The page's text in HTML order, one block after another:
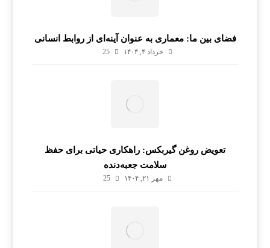
فضای بین ما: معماری به عنوان آینه‌ای از روابط انسانی
خرداد ۴, ۱۴۰۴ 25
تعویض روغن گیربکس: راهکاری حیاتی برای حفظ
سلامت جعبه‌دنده
مهر ۲۱, ۱۴۰۴ 25